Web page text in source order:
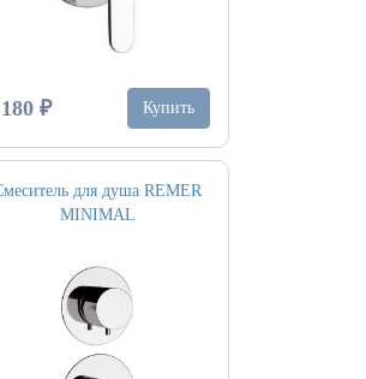
₽ Купить
для душа REMER
MINIMAL